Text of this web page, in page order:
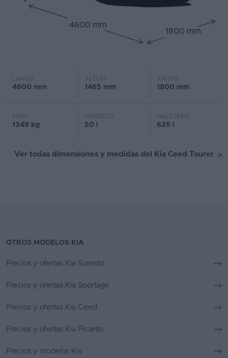
4600 mm
1800 mm
LARGO
4600 mm
ALTURA
1465 mm
ANCHO
1800 mm
PESO
1349 kg
DEPÓSITO
50 l
MALETERO
625 l
Ver todas dimensiones y medidas del Kia Ceed Tourer >
OTROS MODELOS KIA
Precios y ofertas Kia Sorento
Precios y ofertas Kia Sportage
Precios y ofertas Kia Ceed
Precios y ofertas Kia Picanto
Precios y modelos Kia